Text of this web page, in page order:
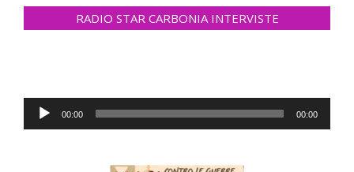
RADIO STAR CARBONIA INTERVISTE
Audio
Player
00:00 00:00